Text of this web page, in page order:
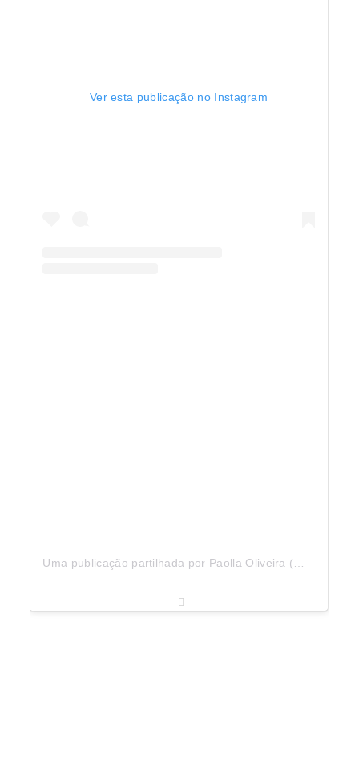
Ver esta publicação no Instagram
Uma publicação partilhada por Paolla Oliveira (@paollaoliveirareal)